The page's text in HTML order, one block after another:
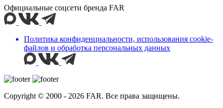
Официальные соцсети бренда FAR
Политика конфиденциальности, использования сookie-
файлов и обработка персональных данных
Copyright © 2000 - 2026 FAR. Все права защищены.